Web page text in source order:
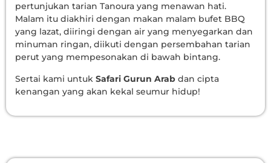
pertunjukan tarian Tanoura yang menawan hati.
Malam itu diakhiri dengan makan malam bufet BBQ
yang lazat, diiringi dengan air yang menyegarkan dan
minuman ringan, diikuti dengan persembahan tarian
perut yang mempesonakan di bawah bintang.
Sertai kami untuk Safari Gurun Arab dan cipta
kenangan yang akan kekal seumur hidup!